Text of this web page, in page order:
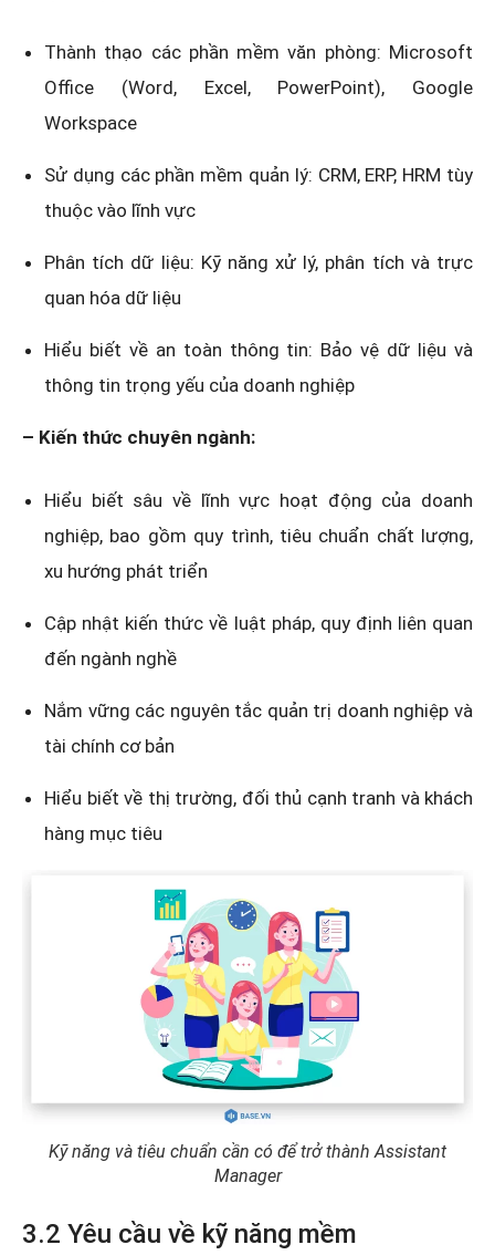
Thành thạo các phần mềm văn phòng: Microsoft
Office (Word, Excel, PowerPoint), Google
Workspace
Sử dụng các phần mềm quản lý: CRM, ERP, HRM tùy
thuộc vào lĩnh vực
Phân tích dữ liệu: Kỹ năng xử lý, phân tích và trực
quan hóa dữ liệu
Hiểu biết về an toàn thông tin: Bảo vệ dữ liệu và
thông tin trọng yếu của doanh nghiệp
– Kiến thức chuyên ngành:
Hiểu biết sâu về lĩnh vực hoạt động của doanh
nghiệp, bao gồm quy trình, tiêu chuẩn chất lượng,
xu hướng phát triển
Cập nhật kiến thức về luật pháp, quy định liên quan
đến ngành nghề
Nắm vững các nguyên tắc quản trị doanh nghiệp và
tài chính cơ bản
Hiểu biết về thị trường, đối thủ cạnh tranh và khách
hàng mục tiêu
Kỹ năng và tiêu chuẩn cần có để trở thành Assistant
Manager
3.2 Yêu cầu về kỹ năng mềm